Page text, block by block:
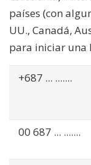
países (con
UU., Canadá,
para iniciar una
+687 ... .......
00 687 ... .......